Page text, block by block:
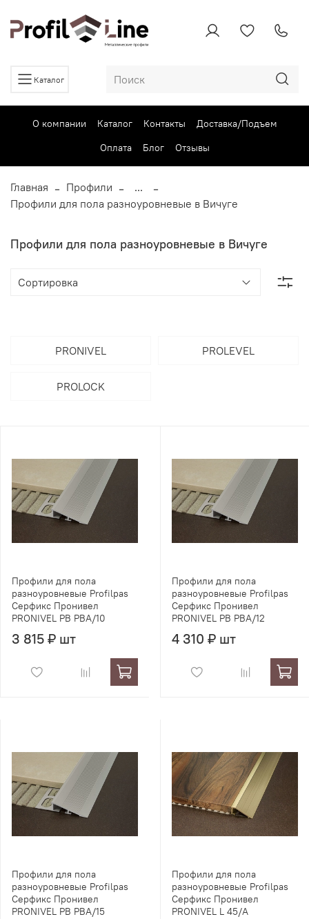
Каталог
О компании Каталог Контакты
Доставка/Подъем
Оплата
Блог Отзывы
Главная Профили
...
Профили для пола разноуровневые в Вичуге
Профили для пола разноуровневые в Вичуге
PRONIVEL PROLEVEL
PROLOCK
Профили для пола
разноуровневые Profilpas
Серфикс Пронивел
PRONIVEL PB PBA/10
3 815 ₽ шт
Профили для пола
разноуровневые Profilpas
Серфикс Пронивел
PRONIVEL PB PBA/12
4 310 ₽ шт
Профили для пола
разноуровневые Profilpas
Серфикс Пронивел
PRONIVEL PB PBA/15
Профили для пола
разноуровневые Profilpas
Серфикс Пронивел
PRONIVEL L 45/A